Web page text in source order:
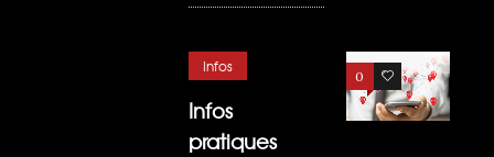
0 7
Infos
Infos
pratiques